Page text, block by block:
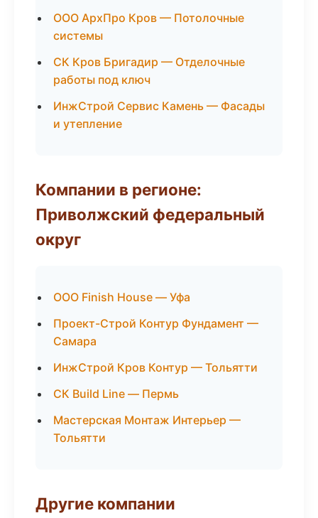
ООО АрхПро Кров — Потолочные
системы
СК Кров Бригадир — Отделочные
работы под ключ
ИнжСтрой Сервис Камень — Фасады
и утепление
Компании в регионе:
Приволжский федеральный
округ
ООО Finish House — Уфа
Проект-Строй Контур Фундамент —
Самара
ИнжСтрой Кров Контур — Тольятти
СК Build Line — Пермь
Мастерская Монтаж Интерьер —
Тольятти
Другие компании